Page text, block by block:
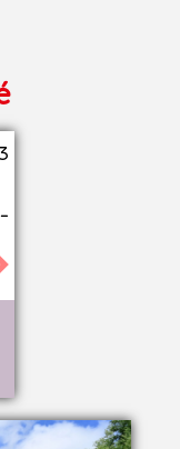
Next